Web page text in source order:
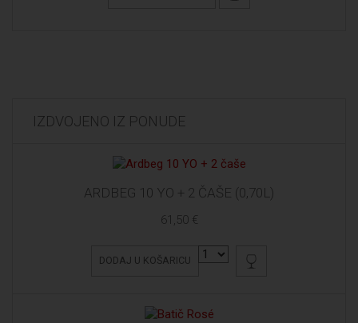
IZDVOJENO IZ PONUDE
ARDBEG 10 YO + 2 ČAŠE (0,70L)
61,50 €
DODAJ U KOŠARICU